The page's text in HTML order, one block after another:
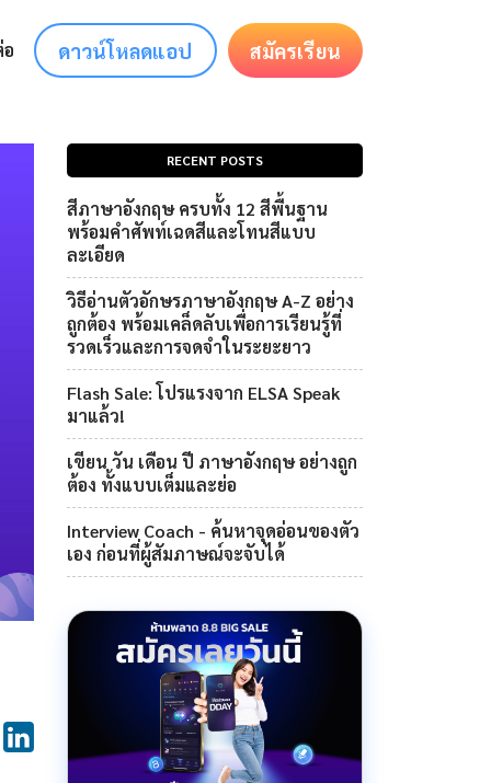
ดาวน์โหลดแอป สมัครเรียน
RECENT POSTS
สีภาษาอังกฤษ ครบทั้ง 12 สีพื้นฐาน
พร้อมคำศัพท์เฉดสีและโทนสีแบบ
ละเอียด
วิธีอ่านตัวอักษรภาษาอังกฤษ A-Z อย่าง
ถูกต้อง พร้อมเคล็ดลับเพื่อการเรียนรู้ที่
รวดเร็วและการจดจำในระยะยาว
Flash Sale: โปรแรงจาก ELSA Speak
มาแล้ว!
เขียน วัน เดือน ปี ภาษาอังกฤษ อย่างถูก
ต้อง ทั้งแบบเต็มและย่อ
Interview Coach - ค้นหาจุดอ่อนของตัว
เอง ก่อนที่ผู้สัมภาษณ์จะจับได้